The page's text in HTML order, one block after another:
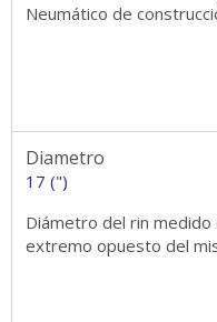
Neumático de
Diametro
17 (")
Diámetro del rin
extremo opuesto del